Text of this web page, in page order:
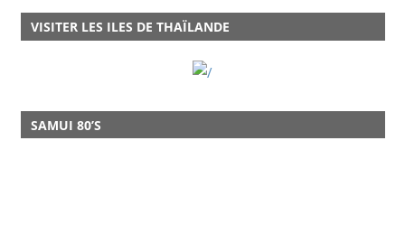
VISITER LES ILES DE THAÏLANDE
SAMUI 80’S